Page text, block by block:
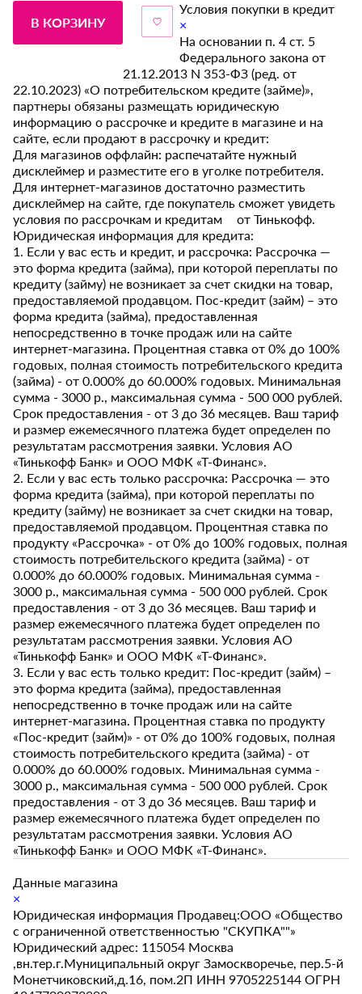
В КОРЗИНУ
Условия покупки в кредит
×
На основании п. 4 ст. 5
Федерального закона от
21.12.2013 N 353-ФЗ (ред. от
22.10.2023) «О потребительском кредите (займе)»,
партнеры обязаны размещать юридическую
информацию о рассрочке и кредите в магазине и на
сайте, если продают в рассрочку и кредит:
Для магазинов оффлайн: распечатайте нужный
дисклеймер и разместите его в уголке потребителя.
Для интернет-магазинов достаточно разместить
дисклеймер на сайте, где покупатель сможет увидеть
условия по рассрочкам и кредитам от Тинькофф.
Юридическая информация для кредита:
1. Если у вас есть и кредит, и рассрочка: Рассрочка —
это форма кредита (займа), при которой переплаты по
кредиту (займу) не возникает за счет скидки на товар,
предоставляемой продавцом. Пос-кредит (займ) – это
форма кредита (займа), предоставленная
непосредственно в точке продаж или на сайте
интернет-магазина. Процентная ставка от 0% до 100%
годовых, полная стоимость потребительского кредита
(займа) - от 0.000% до 60.000% годовых. Минимальная
сумма - 3000 р., максимальная сумма - 500 000 рублей.
Срок предоставления - от 3 до 36 месяцев. Ваш тариф
и размер ежемесячного платежа будет определен по
результатам рассмотрения заявки. Условия АО
«Тинькофф Банк» и ООО МФК «Т-Финанс».
2. Если у вас есть только рассрочка: Рассрочка — это
форма кредита (займа), при которой переплаты по
кредиту (займу) не возникает за счет скидки на товар,
предоставляемой продавцом. Процентная ставка по
продукту «Рассрочка» - от 0% до 100% годовых, полная
стоимость потребительского кредита (займа) - от
0.000% до 60.000% годовых. Минимальная сумма -
3000 р., максимальная сумма - 500 000 рублей. Срок
предоставления - от 3 до 36 месяцев. Ваш тариф и
размер ежемесячного платежа будет определен по
результатам рассмотрения заявки. Условия АО
«Тинькофф Банк» и ООО МФК «Т-Финанс».
3. Если у вас есть только кредит: Пос-кредит (займ) –
это форма кредита (займа), предоставленная
непосредственно в точке продаж или на сайте
интернет-магазина. Процентная ставка по продукту
«Пос-кредит (займ)» - от 0% до 100% годовых, полная
стоимость потребительского кредита (займа) - от
0.000% до 60.000% годовых. Минимальная сумма -
3000 р., максимальная сумма - 500 000 рублей. Срок
предоставления - от 3 до 36 месяцев. Ваш тариф и
размер ежемесячного платежа будет определен по
результатам рассмотрения заявки. Условия АО
«Тинькофф Банк» и ООО МФК «Т-Финанс».
Данные магазина
×
Юридическая информация Продавец:ООО «Общество
с ограниченной ответственностью "СКУПКА""»
Юридический адрес: 115054 Москва
,вн.тер.г.Муниципальный округ Замоскворечье, пер.5-й
Монетчиковский,д.16, пом.2П ИНН 9705225144 ОГРН